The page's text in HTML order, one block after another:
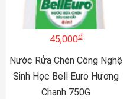
45,000đ
Nước Rửa Chén Công Nghệ
Sinh Học Bell Euro Hương
Chanh 750G